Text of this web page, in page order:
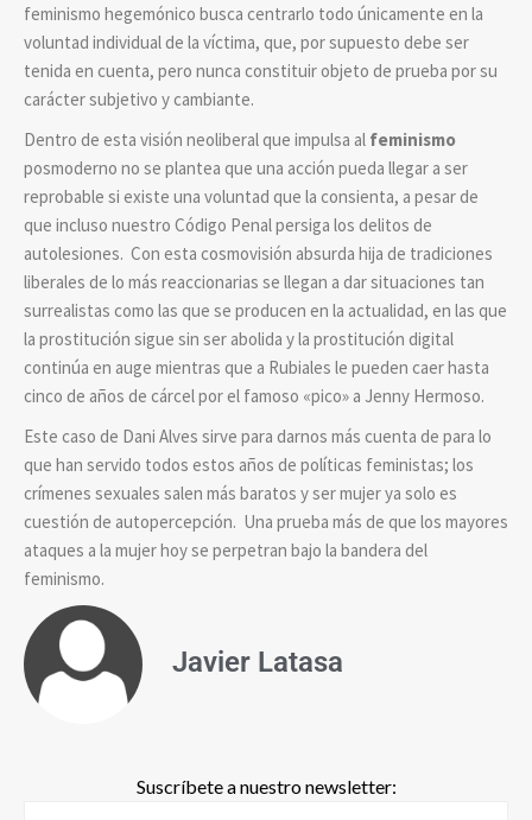
feminismo hegemónico busca centrarlo todo únicamente en la
voluntad individual de la víctima, que, por supuesto debe ser
tenida en cuenta, pero nunca constituir objeto de prueba por su
carácter subjetivo y cambiante.
Dentro de esta visión neoliberal que impulsa al feminismo
posmoderno no se plantea que una acción pueda llegar a ser
reprobable si existe una voluntad que la consienta, a pesar de
que incluso nuestro Código Penal persiga los delitos de
autolesiones. Con esta cosmovisión absurda hija de tradiciones
liberales de lo más reaccionarias se llegan a dar situaciones tan
surrealistas como las que se producen en la actualidad, en las que
la prostitución sigue sin ser abolida y la prostitución digital
continúa en auge mientras que a Rubiales le pueden caer hasta
cinco de años de cárcel por el famoso «pico» a Jenny Hermoso.
Este caso de Dani Alves sirve para darnos más cuenta de para lo
que han servido todos estos años de políticas feministas; los
crímenes sexuales salen más baratos y ser mujer ya solo es
cuestión de autopercepción. Una prueba más de que los mayores
ataques a la mujer hoy se perpetran bajo la bandera del
feminismo.
Javier Latasa
Suscríbete a nuestro newsletter: